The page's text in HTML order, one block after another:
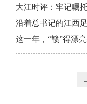
大江时评：牢记嘱
沿着总书记的江西
这一年，“赣”得漂亮